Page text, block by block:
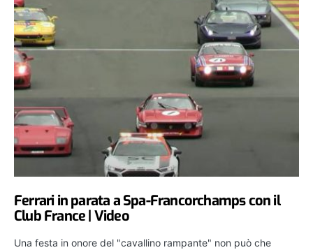
Ferrari in parata a Spa-Francorchamps con il
Club France | Video
Una festa in onore del "cavallino rampante" non può che